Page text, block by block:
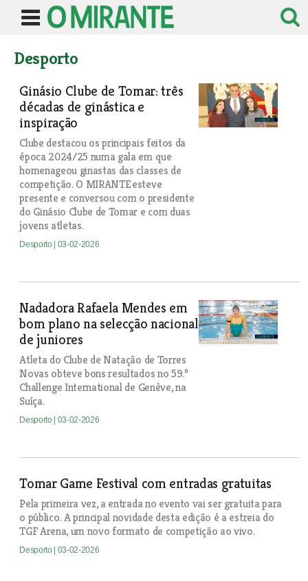
Desporto
Ginásio Clube de Tomar: três
décadas de ginástica e
inspiração
Clube destacou os principais feitos da
época 2024/25 numa gala em que
homenageou ginastas das classes de
competição. O MIRANTE esteve
presente e conversou com o presidente
do Ginásio Clube de Tomar e com duas
jovens atletas.
Desporto | 03-02-2026
Nadadora Rafaela Mendes em
bom plano na selecção nacional
de juniores
Atleta do Clube de Natação de Torres
Novas obteve bons resultados no 59.º
Challenge International de Genève, na
Suíça.
Desporto | 03-02-2026
Tomar Game Festival com entradas gratuitas
Pela primeira vez, a entrada no evento vai ser gratuita para
o público. A principal novidade desta edição é a estreia do
TGF Arena, um novo formato de competição ao vivo.
Desporto | 03-02-2026